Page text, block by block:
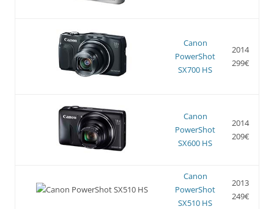
Canon
PowerShot
SX700 HS
2014
299€
Canon
PowerShot
SX600 HS
2014
209€
Canon
PowerShot
SX510 HS
2013
249€